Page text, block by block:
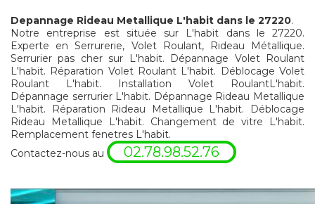
Depannage Rideau Metallique L'habit dans le 27220.
Notre entreprise est située sur L'habit dans le 27220.
Experte en Serrurerie, Volet Roulant, Rideau Métallique.
Serrurier pas cher sur L'habit. Dépannage Volet Roulant
L'habit. Réparation Volet Roulant L'habit. Déblocage Volet
Roulant L'habit. Installation Volet RoulantL'habit.
Dépannage serrurier L'habit. Dépannage Rideau Metallique
L'habit. Réparation Rideau Metallique L'habit. Déblocage
Rideau Metallique L'habit. Changement de vitre L'habit.
Remplacement fenetres L'habit.
Contactez-nous au
02.78.98.52.76